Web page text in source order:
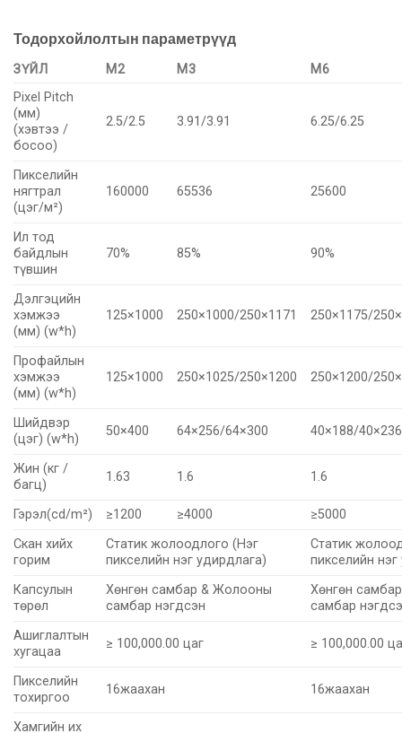
Тодорхойлолтын параметрүүд
ЗҮЙЛ М2 М3
М6
Pixel Pitch
(мм)
(хэвтээ /
босоо)
2.5/2.5 3.91/3.91 6.25/6.25
Пикселийн
нягтрал
(цэг/м²)
160000 65536 25600
Ил тод
байдлын
түвшин
70% 85% 90%
Дэлгэцийн
хэмжээ
(мм) (w*h)
125×1000 250×1000/250×1171 250×1175/
Профайлын
хэмжээ
(мм) (w*h)
125×1000 250×1025/250×1200 250×1200/
Шийдвэр
(цэг) (w*h)
50×400 64×256/64×300 40×188/40×236
Жин (кг /
багц)
1.63 1.6 1.6
Гэрэл(cd/m²) ≥1200 ≥4000
≥5000
Скан хийх
горим
Статик жолоодлого (Нэг
пикселийн нэг удирдлага)
Статик
пикселийн
Капсулын
төрөл
Хөнгөн самбар & Жолооны
самбар нэгдсэн
Хөнгөн
самбар
Ашиглалтын
хугацаа
≥ 100,000.00 цаг ≥ 100,000.00
Пикселийн
тохиргоо
16жаахан 16жаахан
Хамгийн их